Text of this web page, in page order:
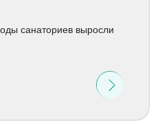
санаториев выросли